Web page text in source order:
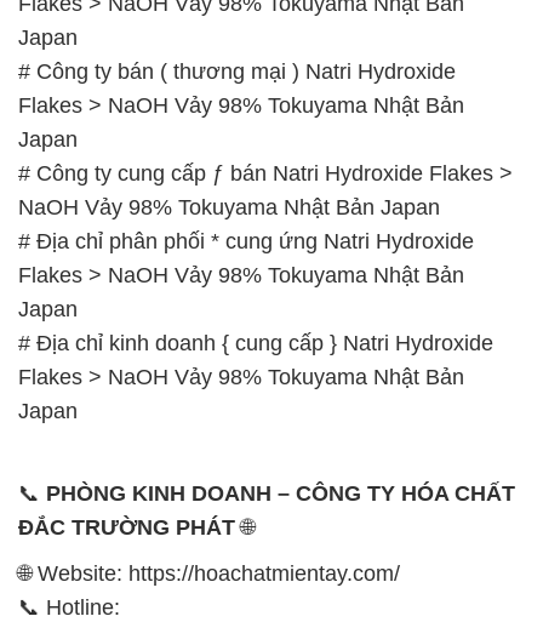
Japan
# Công ty bán ( thương mại ) Natri Hydroxide
Flakes > NaOH Vảy 98% Tokuyama Nhật Bản
Japan
# Công ty cung cấp ƒ bán Natri Hydroxide Flakes >
NaOH Vảy 98% Tokuyama Nhật Bản Japan
# Địa chỉ phân phối * cung ứng Natri Hydroxide
Flakes > NaOH Vảy 98% Tokuyama Nhật Bản
Japan
# Địa chỉ kinh doanh { cung cấp } Natri Hydroxide
Flakes > NaOH Vảy 98% Tokuyama Nhật Bản
Japan
📞 PHÒNG KINH DOANH – CÔNG TY HÓA CHẤT
ĐẮC TRƯỜNG PHÁT🌐
🌐 Website: https://hoachatmientay.com/
📞 Hotline: